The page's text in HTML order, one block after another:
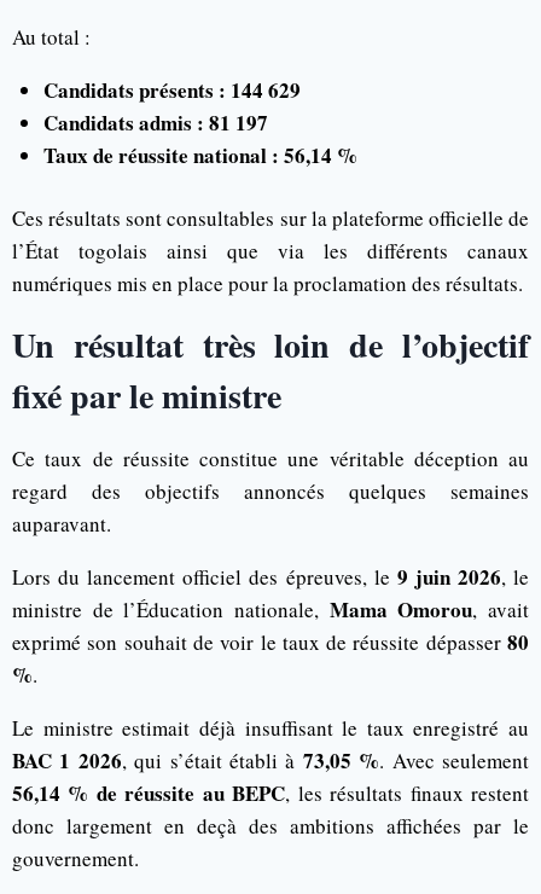
Au total :
Candidats présents : 144 629
Candidats admis : 81 197
Taux de réussite national : 56,14 %
Ces résultats sont consultables sur la plateforme officielle de
l’État togolais ainsi que via les différents canaux
numériques mis en place pour la proclamation des résultats.
Un résultat très loin de l’objectif
fixé par le ministre
Ce taux de réussite constitue une véritable déception au
regard des objectifs annoncés quelques semaines
auparavant.
Lors du lancement officiel des épreuves, le 9 juin 2026, le
ministre de l’Éducation nationale, Mama Omorou, avait
exprimé son souhait de voir le taux de réussite dépasser 80
%.
Le ministre estimait déjà insuffisant le taux enregistré au
BAC 1 2026, qui s’était établi à 73,05 %. Avec seulement
56,14 % de réussite au BEPC, les résultats finaux restent
donc largement en deçà des ambitions affichées par le
gouvernement.